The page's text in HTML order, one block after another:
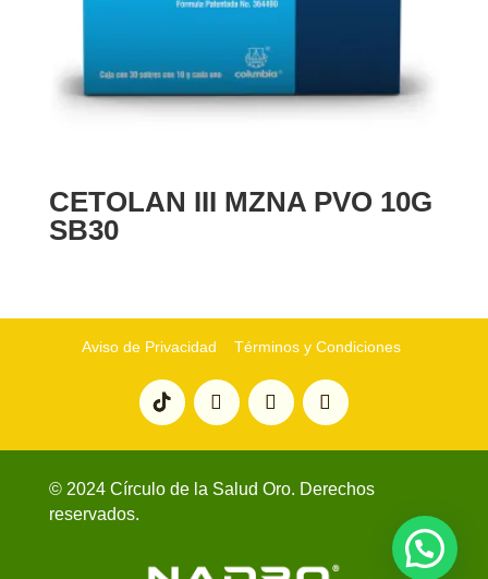
CETOLAN III MZNA PVO 10G
SB30
Aviso de Privacidad Términos y Condiciones
© 2024 Círculo de la Salud Oro. Derechos
reservados.